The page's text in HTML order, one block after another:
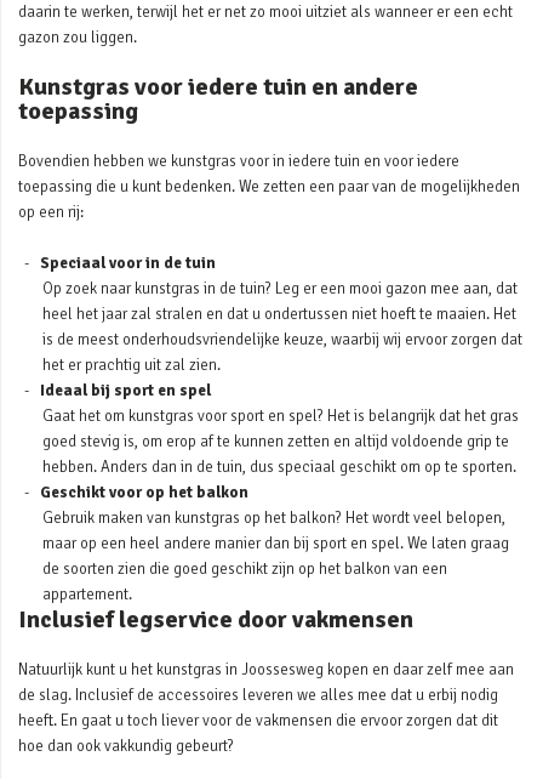
daarin te werken, terwijl het er net zo mooi uitziet als wanneer er een echt
gazon zou liggen.
Kunstgras voor iedere tuin en andere
toepassing
Bovendien hebben we kunstgras voor in iedere tuin en voor iedere
toepassing die u kunt bedenken. We zetten een paar van de mogelijkheden
op een rij:
Speciaal voor in de tuin
Op zoek naar kunstgras in de tuin? Leg er een mooi gazon mee aan, dat
heel het jaar zal stralen en dat u ondertussen niet hoeft te maaien. Het
is de meest onderhoudsvriendelijke keuze, waarbij wij ervoor zorgen dat
het er prachtig uit zal zien.
Ideaal bij sport en spel
Gaat het om kunstgras voor sport en spel? Het is belangrijk dat het gras
goed stevig is, om erop af te kunnen zetten en altijd voldoende grip te
hebben. Anders dan in de tuin, dus speciaal geschikt om op te sporten.
Geschikt voor op het balkon
Gebruik maken van kunstgras op het balkon? Het wordt veel belopen,
maar op een heel andere manier dan bij sport en spel. We laten graag
de soorten zien die goed geschikt zijn op het balkon van een
appartement.
Inclusief legservice door vakmensen
Natuurlijk kunt u het kunstgras in Joossesweg kopen en daar zelf mee aan
de slag. Inclusief de accessoires leveren we alles mee dat u erbij nodig
heeft. En gaat u toch liever voor de vakmensen die ervoor zorgen dat dit
hoe dan ook vakkundig gebeurt?